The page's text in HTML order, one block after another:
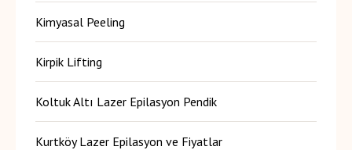
Kimyasal Peeling
Kirpik Lifting
Koltuk Altı Lazer Epilasyon Pendik
Kurtköy Lazer Epilasyon ve Fiyatlar